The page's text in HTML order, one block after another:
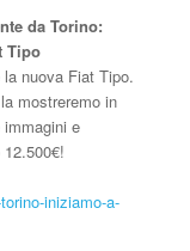
da Torino:
Tipo
nuova Fiat Tipo.
mostreremo in
e
iniziamo-a-